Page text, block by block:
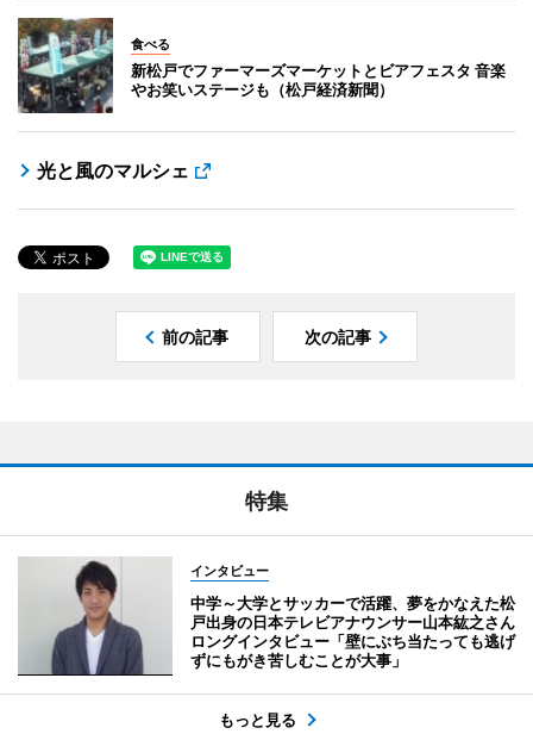
食べる
新松戸でファーマーズマーケットとビアフェスタ 音楽
やお笑いステージも（松戸経済新聞）
光と風のマルシェ
前の記事 次の記事
特集
インタビュー
中学～大学とサッカーで活躍、夢をかなえた松
戸出身の日本テレビアナウンサー山本紘之さん
ロングインタビュー「壁にぶち当たっても逃げ
ずにもがき苦しむことが大事」
もっと見る